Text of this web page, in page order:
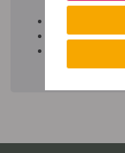
Auteur artikel:
Datum